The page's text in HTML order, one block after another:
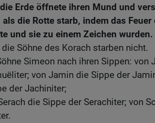
Erde öffnete ihren Mund und
als die Rotte starb, indem das
und sie zu einem Zeichen wurden.
Söhne des Korach starben nicht.
Simeon nach ihren Sippen: von
von Jamin die Sippe der
der Jachiniter;
die Sippe der Serachiter; von